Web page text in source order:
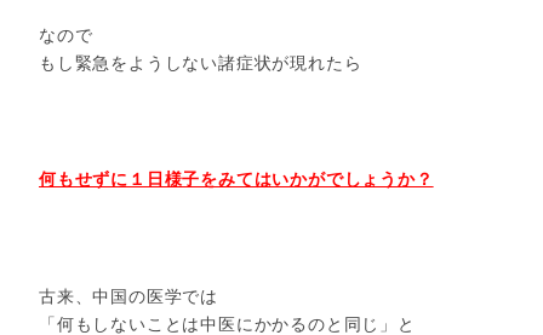
なので
もし緊急をようしない諸症状が現れたら
何もせずに１日様子をみてはいかがでしょうか？
古来、中国の医学では
「何もしないことは中医にかかるのと同じ」と